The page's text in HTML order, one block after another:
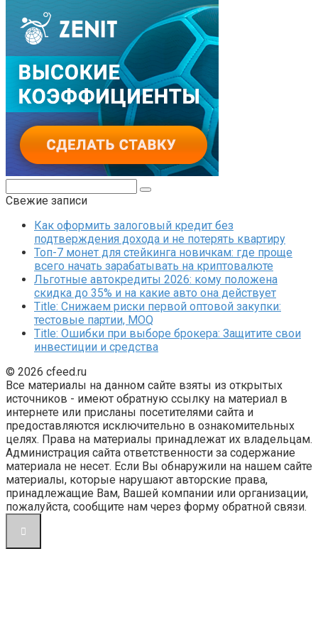
Свежие записи
Как оформить залоговый кредит без
подтверждения дохода и не потерять квартиру
Топ-7 монет для стейкинга новичкам: где проще
всего начать зарабатывать на криптовалюте
Льготные автокредиты 2026: кому положена
скидка до 35% и на какие авто она действует
Title: Снижаем риски первой оптовой закупки:
тестовые партии, MOQ
Title: Ошибки при выборе брокера: Защитите свои
инвестиции и средства
© 2026 cfeed.ru
Все материалы на данном сайте взяты из открытых
источников - имеют обратную ссылку на материал в
интернете или присланы посетителями сайта и
предоставляются исключительно в ознакомительных
целях. Права на материалы принадлежат их владельцам.
Администрация сайта ответственности за содержание
материала не несет. Если Вы обнаружили на нашем сайте
материалы, которые нарушают авторские права,
принадлежащие Вам, Вашей компании или организации,
пожалуйста, сообщите нам через форму обратной связи.